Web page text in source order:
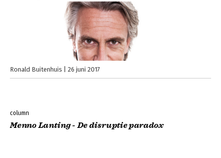
Ronald Buitenhuis 26 juni 2017
column
Menno Lanting - De disruptie paradox